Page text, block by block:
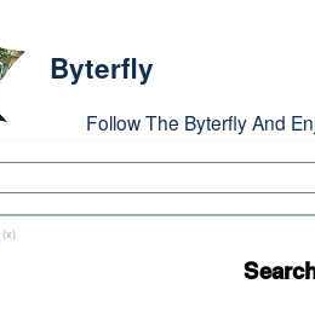
Byterfly
Follow The Byterfly And
(x)